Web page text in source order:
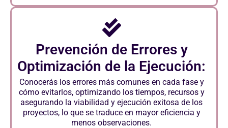
Prevención de Errores y
Optimización de la Ejecución:
Conocerás los errores más comunes en cada fase y
cómo evitarlos, optimizando los tiempos, recursos y
asegurando la viabilidad y ejecución exitosa de los
proyectos, lo que se traduce en mayor eficiencia y
menos observaciones.